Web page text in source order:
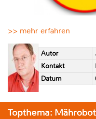
>> mehr erfahren
Autor
Kontakt
Datum
Topthema: